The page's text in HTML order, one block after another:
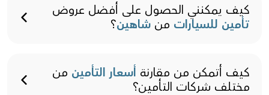
كيف يمكنني الحصول على أفضل عروض
تأمين للسيارات شاهين؟
كيف أتمكن من مقارنة أسعار التأمين من
مختلف شركات التأمين؟